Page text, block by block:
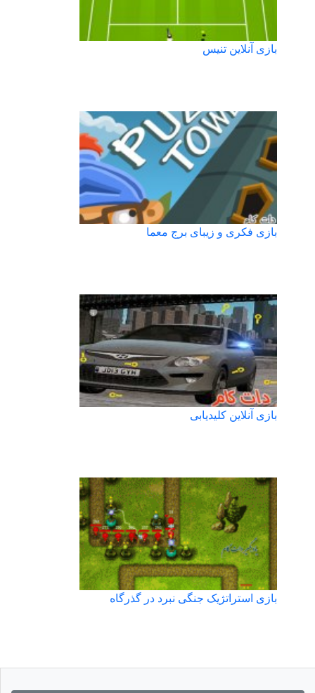
بازی آنلاین تنیس
بازی فکری و زیبای برج معما
بازی آنلاین کلیدیابی
بازی استراتژیک جنگی نبرد در گذرگاه